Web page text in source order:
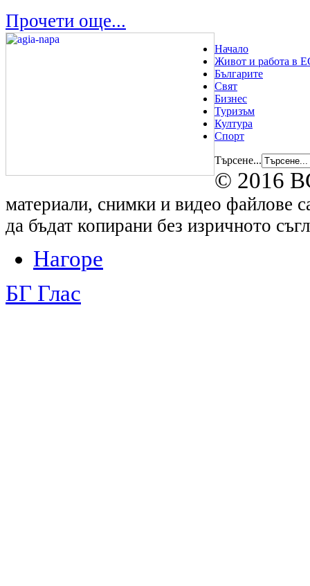
Прочети още...
Начало
Живот и работа в
Българите
Свят
Бизнес
Туризъм
Култура
Спорт
Търсене...
© 2016
материали, снимки и видео файлове
да бъдат копирани без изричното
Нагоре
БГ Глас